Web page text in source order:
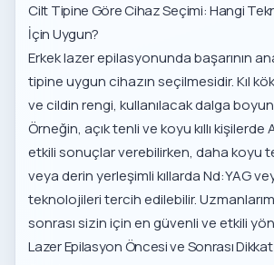
Cilt Tipine Göre Cihaz Seçimi: Hangi
İçin Uygun?
Erkek lazer epilasyonunda başarının
tipine uygun cihazın seçilmesidir. Kıl
ve cildin rengi, kullanılacak dalga
Örneğin, açık tenli ve koyu kıllı
etkili sonuçlar verebilirken, daha koyu
veya derin yerleşimli kıllarda Nd:YAG
teknolojileri tercih edilebilir.
sonrası sizin için en güvenli ve etkili
Lazer Epilasyon Öncesi ve Sonrası